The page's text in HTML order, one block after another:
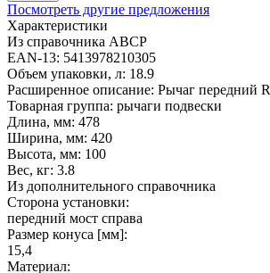
Посмотреть другие предложения
Характеристики
Из справочника ABCP
EAN-13: 5413978210305
Объем упаковки, л: 18.9
Расширенное описание: Рычаг передний R
Товарная группа: рычаги подвески
Длина, мм: 478
Ширина, мм: 420
Высота, мм: 100
Вес, кг: 3.8
Из дополнительного справочника
Сторона установки:
передний мост справа
Размер конуса [мм]:
15,4
Материал: